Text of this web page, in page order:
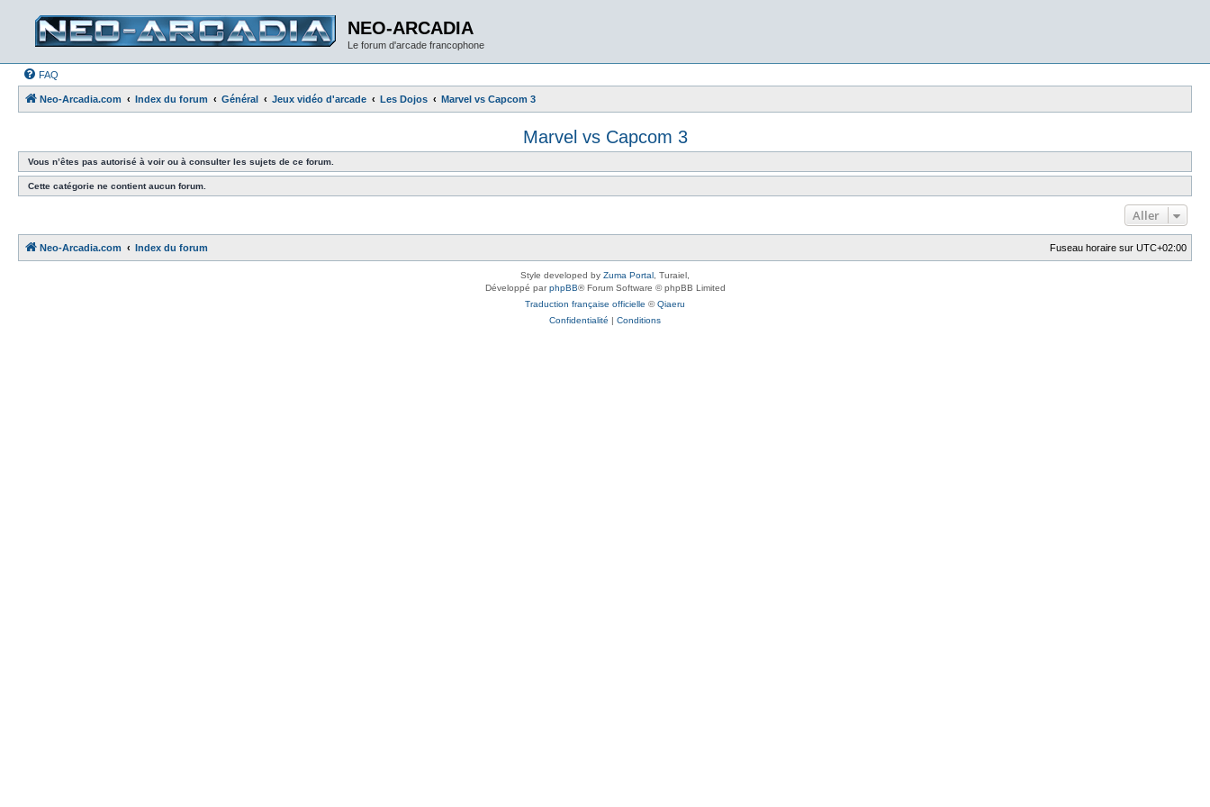
NEO-ARCADIA
Le forum d'arcade francophone
FAQ
Neo-Arcadia.com Index du forum Général Jeux vidéo d'arcade Les Dojos Marvel vs Capcom 3
Marvel vs Capcom 3
Vous n’êtes pas autorisé à voir ou à consulter les sujets de ce forum.
Cette catégorie ne contient aucun forum.
Aller
Neo-Arcadia.com Index du forum Fuseau horaire sur UTC+02:00
Style developed by Zuma Portal , Turaiel,
Développé parphpBB® Forum Software © phpBB Limited
Traduction française officielle ©Qiaeru
Confidentialité | Conditions